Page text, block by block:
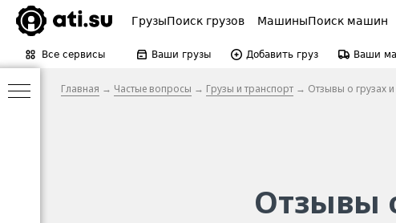
ГрузыПоиск грузов МашиныПоиск машин
Все сервисы Ваши грузы Добавить груз Ваши
Главная → Частые вопросы → Грузы и транспорт → Отзывы о грузах и
Отзывы